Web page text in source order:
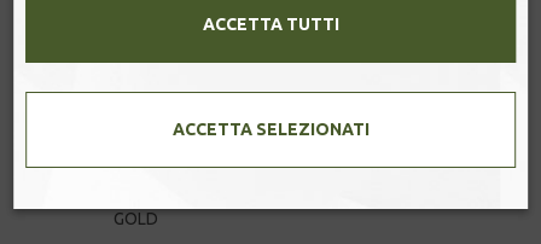
GOLD
ACCETTA TUTTI
ACCETTA SELEZIONATI